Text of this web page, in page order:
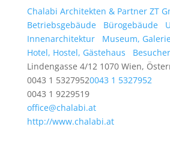
Chalabi Architekten & Partner ZT
Betriebsgebäude
Bürogebäude
Innenarchitektur
Museum,
Hotel, Hostel, Gästehaus
Lindengasse 4/12 1070 Wien,
0043 1 53279520043 1 5327952
0043 1 9229519
office@chalabi.at
http://www.chalabi.at